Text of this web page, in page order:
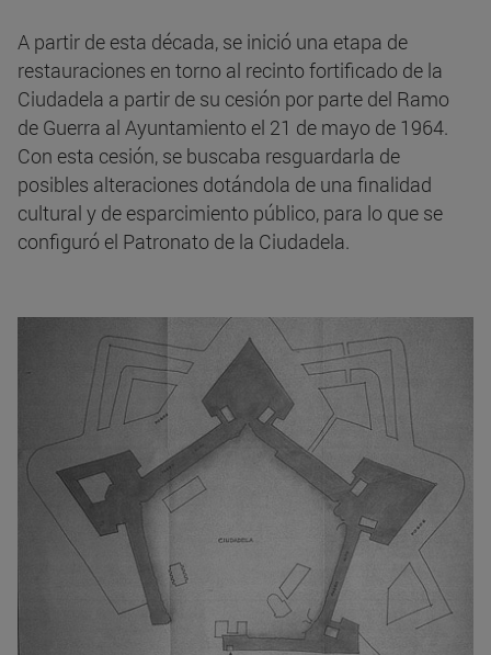
A partir de esta década, se inició una etapa de
restauraciones en torno al recinto fortificado de la
Ciudadela a partir de su cesión por parte del Ramo
de Guerra al Ayuntamiento el 21 de mayo de 1964.
Con esta cesión, se buscaba resguardarla de
posibles alteraciones dotándola de una finalidad
cultural y de esparcimiento público, para lo que se
configuró el Patronato de la Ciudadela.